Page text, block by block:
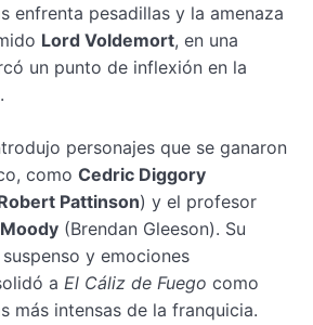
enfrenta pesadillas y la amenaza
Lord Voldemort, en una
un punto de inflexión en la
personajes que se ganaron
como Cedric Diggory
Pattinson) y el profesor
(Brendan Gleeson). Su
y emociones
a El Cáliz de Fuego como
más intensas de la franquicia.